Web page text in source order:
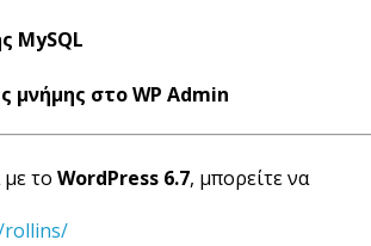
MySQL
μνήμης στο WP Admin
το WordPress 6.7, μπορείτε να
rollins/